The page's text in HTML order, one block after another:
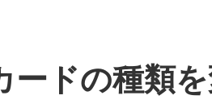
ードの種類